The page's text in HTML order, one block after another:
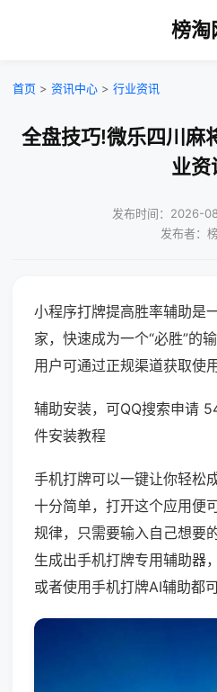
榜淘
首页 > 资讯中心 > 行业资讯
全盘技巧!微乐四川麻
业资
发布时间：2026-
发布者：
小程序打牌提高胜率辅助是
家，快速成为一个“必胜”的
用户可通过正规渠道获取使用
辅助安装，可QQ搜索申请
件安装教程
手机打牌可以一键让你轻松
十分简单，打开这个应用便
规律，只需要输入自己想要
生成出手机打牌专用辅助器
或者使用手机打牌AI辅助都